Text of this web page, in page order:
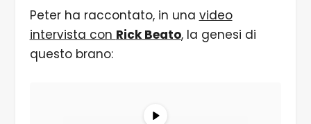
Peter ha raccontato, in una video
intervista con Rick Beato, la genesi di
questo brano: